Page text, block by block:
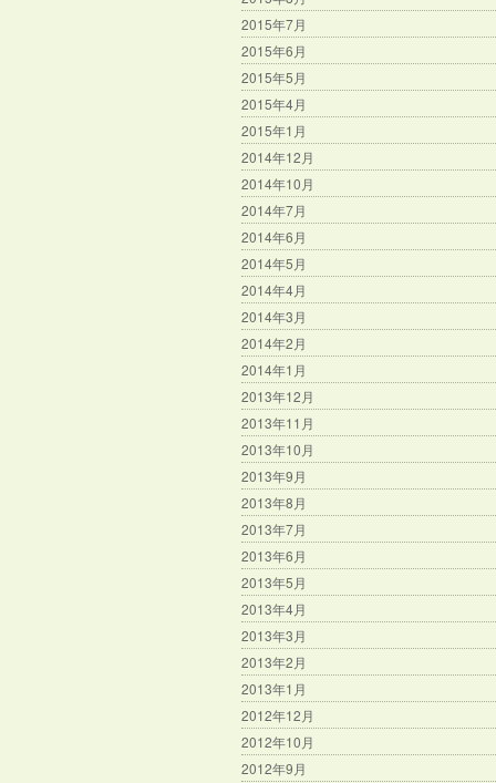
2015年7月
2015年6月
2015年5月
2015年4月
2015年1月
2014年12月
2014年10月
2014年7月
2014年6月
2014年5月
2014年4月
2014年3月
2014年2月
2014年1月
2013年12月
2013年11月
2013年10月
2013年9月
2013年8月
2013年7月
2013年6月
2013年5月
2013年4月
2013年3月
2013年2月
2013年1月
2012年12月
2012年10月
2012年9月